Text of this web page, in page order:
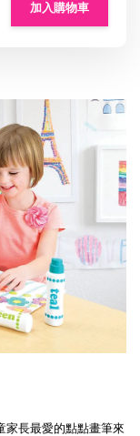
加入購物車
家長最愛的點點畫筆來